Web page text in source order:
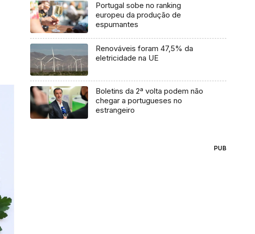
Portugal sobe no ranking
europeu da produção de
espumantes
Renováveis foram 47,5% da
eletricidade na UE
Boletins da 2ª volta podem não
chegar a portugueses no
estrangeiro
PUB